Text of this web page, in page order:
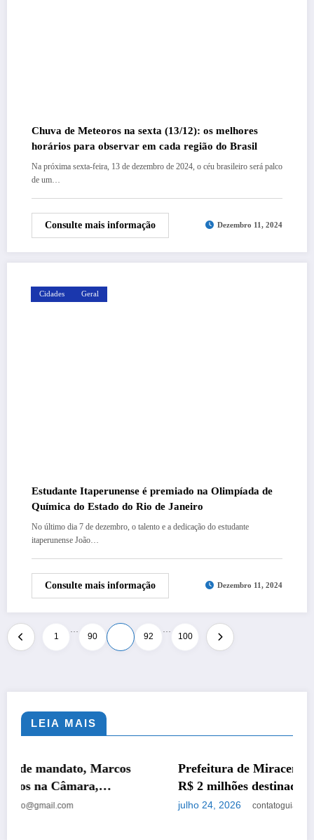
Chuva de Meteoros na sexta (13/12): os melhores
horários para observar em cada região do Brasil
Na próxima sexta-feira, 13 de dezembro de 2024, o céu brasileiro será palco
de um…
Consulte mais informação Dezembro 11, 2024
Cidades Geral
Estudante Itaperunense é premiado na Olimpíada de
Química do Estado do Rio de Janeiro
No último dia 7 de dezembro, o talento e a dedicação do estudante
itaperunense João…
Consulte mais informação Dezembro 11, 2024
Navegação
por
1
…
90 92
…
100
LEIA MAIS
CIDADES POLÍTICA
Prefeitura de Miracema perde emenda de quase
R$ 2 milhões destinada à construção da sede do
CAPS
julho 24, 2026 contatoguiadoestado@gmail.com